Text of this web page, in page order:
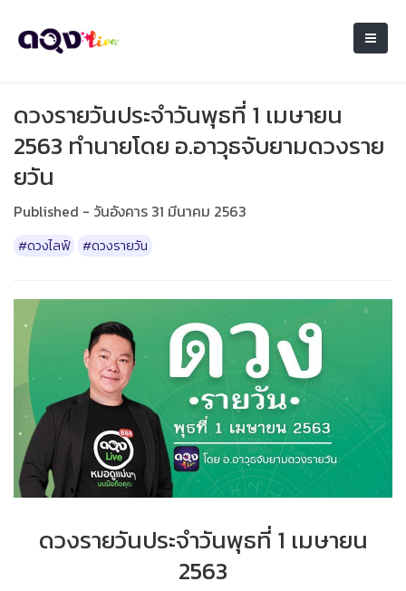
ดวงรายวันประจำวันพุธที่ 1 เมษายน
2563 ทำนายโดย อ.อาวุธจับยามดวงราย
ยวัน
Published - วันอังคาร 31 มีนาคม 2563
#ดวงไลฟ์ #ดวงรายวัน
ดวงรายวันประจำวันพุธที่ 1 เมษายน
2563